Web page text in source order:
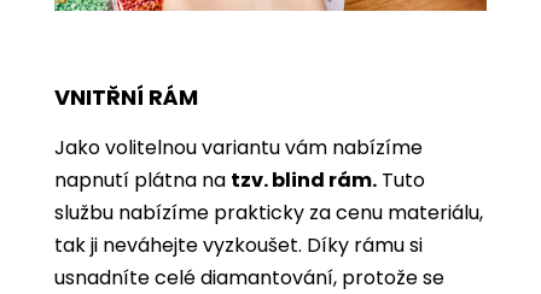
VNITŘNÍ RÁM
Jako volitelnou variantu vám nabízíme
napnutí plátna na tzv. blind rám. Tuto
službu nabízíme prakticky za cenu materiálu,
tak ji neváhejte vyzkoušet. Díky rámu si
usnadníte celé diamantování, protože se